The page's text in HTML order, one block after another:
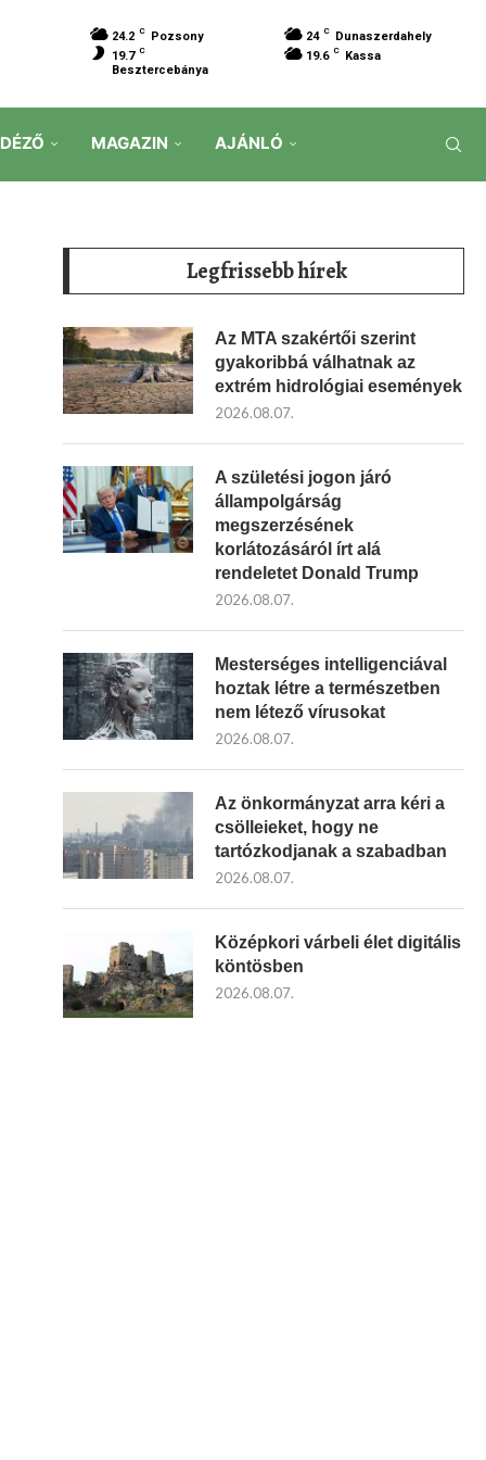
24.2 C Pozsony 24 C
Dunaszerdahely
19.7 C
Besztercebánya
19.6 C Kassa
MAGAZIN AJÁNLÓ
Legfrissebb hírek
Az MTA szakértői szerint
gyakoribbá válhatnak az
extrém hidrológiai események
2026.08.07.
A születési jogon járó
állampolgárság
megszerzésének
korlátozásáról írt alá
rendeletet Donald Trump
2026.08.07.
Mesterséges intelligenciával
hoztak létre a természetben
nem létező vírusokat
2026.08.07.
Az önkormányzat arra kéri a
csölleieket, hogy ne
tartózkodjanak a szabadban
2026.08.07.
Középkori várbeli élet digitális
köntösben
2026.08.07.